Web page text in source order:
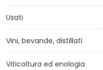
Usati
Vini, bevande, distillati
Viticoltura ed enologia